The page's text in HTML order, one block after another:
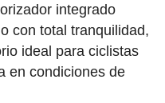
integrado
con total tranquilidad,
ideal para ciclistas
en condiciones de